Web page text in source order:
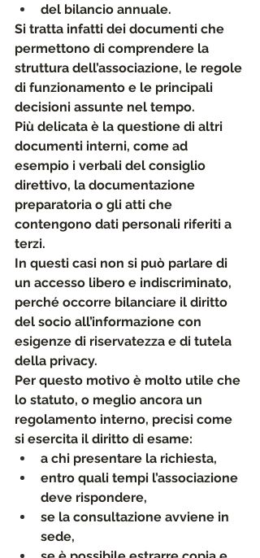
del bilancio annuale.
Si tratta infatti dei documenti che
permettono di comprendere la
struttura dell’associazione, le regole
di funzionamento e le principali
decisioni assunte nel tempo.
Più delicata è la questione di altri
documenti interni, come ad
esempio i verbali del consiglio
direttivo, la documentazione
preparatoria o gli atti che
contengono dati personali riferiti a
terzi.
In questi casi non si può parlare di
un accesso libero e indiscriminato,
perché occorre bilanciare il diritto
del socio all’informazione con
esigenze di riservatezza e di tutela
della privacy.
Per questo motivo è molto utile che
lo statuto, o meglio ancora un
regolamento interno, precisi come
si esercita il diritto di esame:
a chi presentare la richiesta,
entro quali tempi l’associazione
deve rispondere,
se la consultazione avviene in
sede,